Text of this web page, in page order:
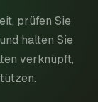
prüfen Sie
halten Sie
verknüpft,